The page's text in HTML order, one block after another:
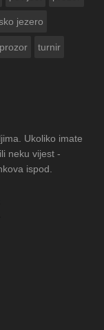
jezero
turnir
Ukoliko imate
neku vijest -
ispod.